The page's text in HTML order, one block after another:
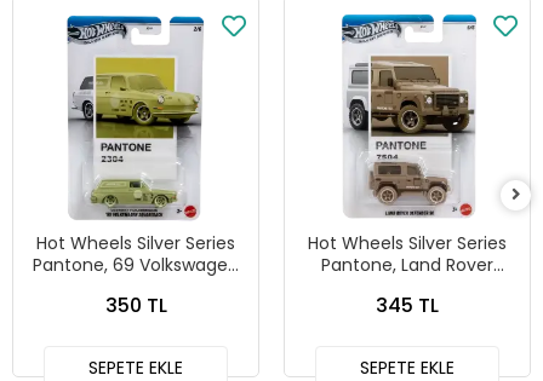
Hot Wheels Silver Series
Pantone, 69 Volkswagen
350 TL
SEPETE EKLE
Hot Wheels Silver Series
Pantone, Land Rover
345 TL
SEPETE EKLE